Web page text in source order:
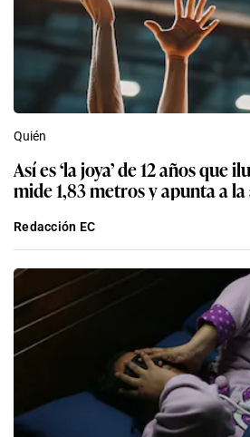
Quién
Así es ‘la joya’ de 12 años que
mide 1,83 metros y apunta a
Redacción EC